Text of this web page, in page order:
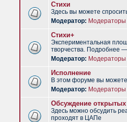
Стихи
Здесь вы можете
Модератор: Модераторы
Стихи+
Экспериментальная
творчества. Подробнее
Модератор: Модераторы
Исполнение
В этом форуме вы
Модератор: Модераторы
Обсуждение
Здесь можно обсудить
проходят в ЦАПе